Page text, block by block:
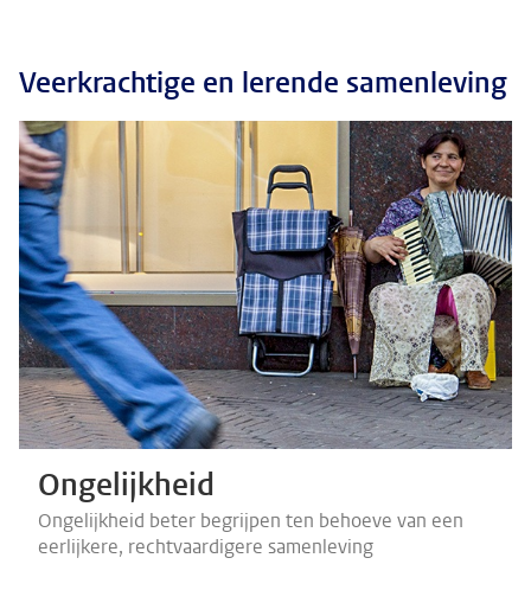
Veerkrachtige en lerende samenleving
Ongelijkheid
Ongelijkheid beter begrijpen ten behoeve van een
eerlijkere, rechtvaardigere samenleving